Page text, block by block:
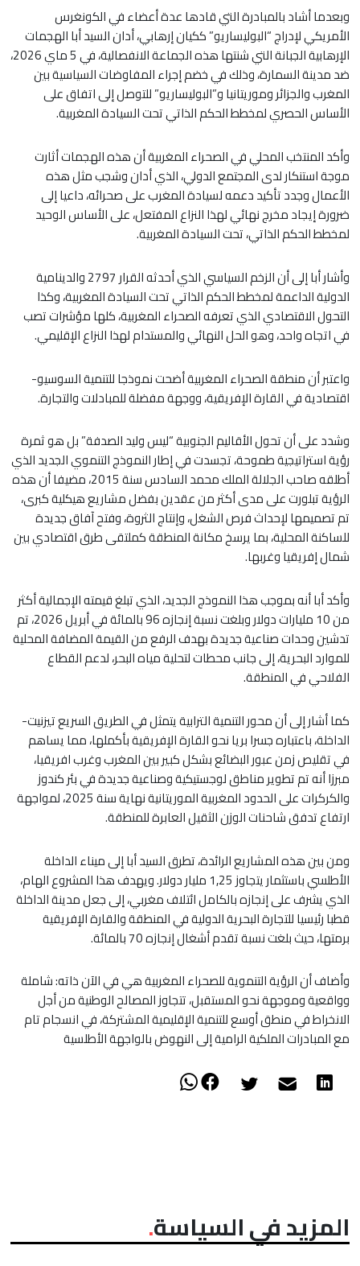
وبعدما أشاد بالمبادرة التي قادها عدة أعضاء في الكونغرس
الأمريكي لإدراج “البوليساريو” ككيان إرهابي، أدان السيد أبا الهجمات
الإرهابية الجبانة التي شنتها هذه الجماعة الانفصالية، في 5 ماي 2026،
ضد مدينة السمارة، وذلك في خضم إجراء المفاوضات السياسية بين
المغرب والجزائر وموريتانيا و”البوليساريو” للتوصل إلى اتفاق على
الأساس الحصري لمخطط الحكم الذاتي تحت السيادة المغربية.
وأكد المنتخب المحلي في الصحراء المغربية أن هذه الهجمات أثارت
موجة استنكار لدى المجتمع الدولي، الذي أدان وشجب مثل هذه
الأعمال وجدد تأكيد دعمه لسيادة المغرب على صحرائه، داعيا إلى
ضرورة إيجاد مخرج نهائي لهذا النزاع المفتعل، على الأساس الوحيد
لمخطط الحكم الذاتي، تحت السيادة المغربية.
وأشار أبا إلى أن الزخم السياسي الذي أحدثه القرار 2797 والدينامية
الدولية الداعمة لمخطط الحكم الذاتي تحت السيادة المغربية، وكذا
التحول الاقتصادي الذي تعرفه الصحراء المغربية، كلها مؤشرات تصب
في اتجاه واحد، وهو الحل النهائي والمستدام لهذا النزاع الإقليمي.
واعتبر أن منطقة الصحراء المغربية أضحت نموذجا للتنمية السوسيو-
اقتصادية في القارة الإفريقية، ووجهة مفضلة للمبادلات والتجارة.
وشدد على أن تحول الأقاليم الجنوبية “ليس وليد الصدفة” بل هو ثمرة
رؤية استراتيجية طموحة، تجسدت في إطار النموذج التنموي الجديد الذي
أطلقه صاحب الجلالة الملك محمد السادس سنة 2015، مضيفا أن هذه
الرؤية تبلورت على مدى أكثر من عقدين بفضل مشاريع هيكلية كبرى،
تم تصميمها لإحداث فرص الشغل، وإنتاج الثروة، وفتح آفاق جديدة
للساكنة المحلية، بما يرسخ مكانة المنطقة كملتقى طرق اقتصادي بين
شمال إفريقيا وغربها.
وأكد أبا أنه بموجب هذا النموذج الجديد، الذي تبلغ قيمته الإجمالية أكثر
من 10 مليارات دولار وبلغت نسبة إنجازه 96 بالمائة في أبريل 2026، تم
تدشين وحدات صناعية جديدة بهدف الرفع من القيمة المضافة المحلية
للموارد البحرية، إلى جانب محطات لتحلية مياه البحر، لدعم القطاع
الفلاحي في المنطقة.
كما أشار إلى أن محور التنمية الترابية يتمثل في الطريق السريع تيزنيت-
الداخلة، باعتباره جسرا بريا نحو القارة الإفريقية بأكملها، مما يساهم
في تقليص زمن عبور البضائع بشكل كبير بين المغرب وغرب افريقيا،
مبرزا أنه تم تطوير مناطق لوجستيكية وصناعية جديدة في بئر كندوز
والكركرات على الحدود المغربية الموريتانية نهاية سنة 2025، لمواجهة
ارتفاع تدفق شاحنات الوزن الثقيل العابرة للمنطقة.
ومن بين هذه المشاريع الرائدة، تطرق السيد أبا إلى ميناء الداخلة
الأطلسي باستثمار يتجاوز 1,25 مليار دولار. ويهدف هذا المشروع الهام،
الذي يشرف على إنجازه بالكامل ائتلاف مغربي، إلى جعل مدينة الداخلة
قطبا رئيسيا للتجارة البحرية الدولية في المنطقة والقارة الإفريقية
برمتها، حيث بلغت نسبة تقدم أشغال إنجازه 70 بالمائة.
وأضاف أن الرؤية التنموية للصحراء المغربية هي في الآن ذاته: شاملة
وواقعية وموجهة نحو المستقبل، تتجاوز المصالح الوطنية من أجل
الانخراط في منطق أوسع للتنمية الإقليمية المشتركة، في انسجام تام
مع المبادرات الملكية الرامية إلى النهوض بالواجهة الأطلسية
المزيد في السياسة